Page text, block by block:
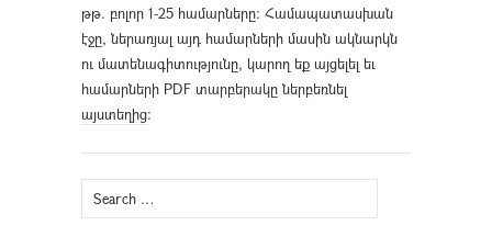
թթ. բոլոր 1-25 համարները։ Համապատասխան
էջը, ներառյալ այդ համարների մասին ակնարկն
ու մատենագիտությունը, կարող եք այցելել եւ
համարների PDF տարբերակը ներբեռնել
այստեղից։
Search
for: